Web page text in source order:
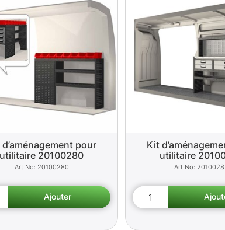
pour
utilitaire 20100280
20100280
Kit
utilitaire